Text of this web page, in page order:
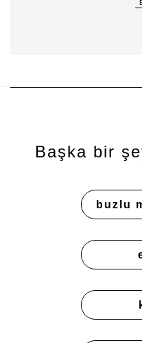
Başka bir
buzlu